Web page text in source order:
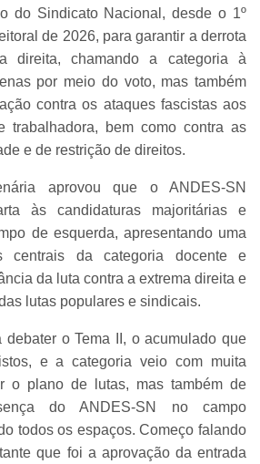
do Sindicato Nacional, desde o 1º
de 2026, para garantir a derrota
direita, chamando a categoria à
por meio do voto, mas também
contra os ataques fascistas aos
trabalhadora, bem como contra as
e de restrição de direitos.
aprovou que o ANDES-SN
às candidaturas majoritárias e
de esquerda, apresentando uma
centrais da categoria docente e
da luta contra a extrema direita e
lutas populares e sindicais.
debater o Tema II, o acumulado que
e a categoria veio com muita
o plano de lutas, mas também de
do ANDES-SN no campo
todos os espaços. Começo falando
que foi a aprovação da entrada